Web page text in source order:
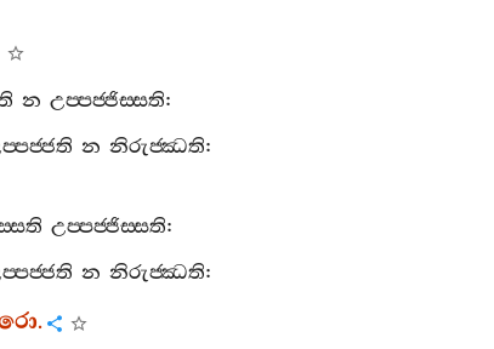
න උප‍්පජ‍්ජිස‍්සති:
න නිරුජ‍්ඣති:
උප‍්පජ‍්ජිස‍්සති:
න නිරුජ‍්ඣති:
.